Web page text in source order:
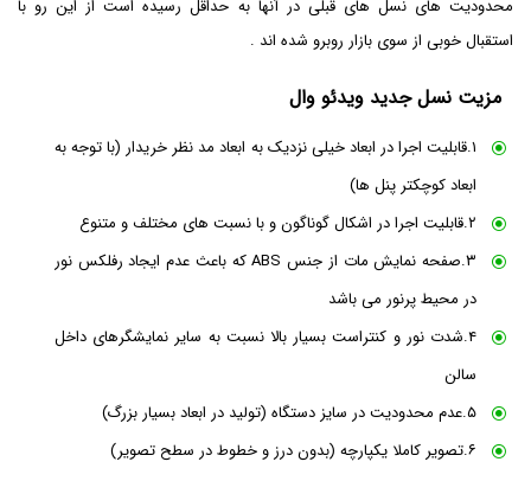
محدودیت های نسل های قبلی در آنها به حداقل رسیده است از این رو با
استقبال خوبی از سوی بازار روبرو شده اند .
مزیت نسل جدید ویدئو وال
۱.قابلیت اجرا در ابعاد خیلی نزدیک به ابعاد مد نظر خریدار (با توجه به
ابعاد کوچکتر پنل ها)
۲.قابلیت اجرا در اشکال گوناگون و با نسبت های مختلف و متنوع
۳.صفحه نمایش مات از جنس ABS که باعث عدم ایجاد رفلکس نور
در محیط پرنور می باشد
۴.شدت نور و کنتراست بسیار بالا نسبت به سایر نمایشگرهای داخل
سالن
۵.عدم محدودیت در سایز دستگاه (تولید در ابعاد بسیار بزرگ)
۶.تصویر کاملا یکپارچه (بدون درز و خطوط در سطح تصویر)